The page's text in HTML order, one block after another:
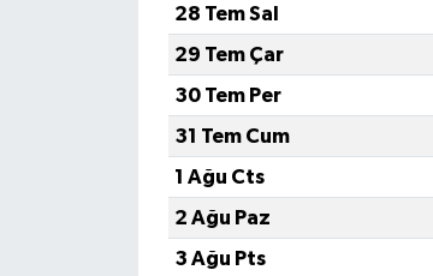
28 Tem Sal
29 Tem Çar
30 Tem Per
31 Tem Cum
1 Ağu Cts
2 Ağu Paz
3 Ağu Pts